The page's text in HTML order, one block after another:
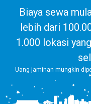
Biaya sewa
lebih dari
1.000 lokasi
Uang jaminan mungkin